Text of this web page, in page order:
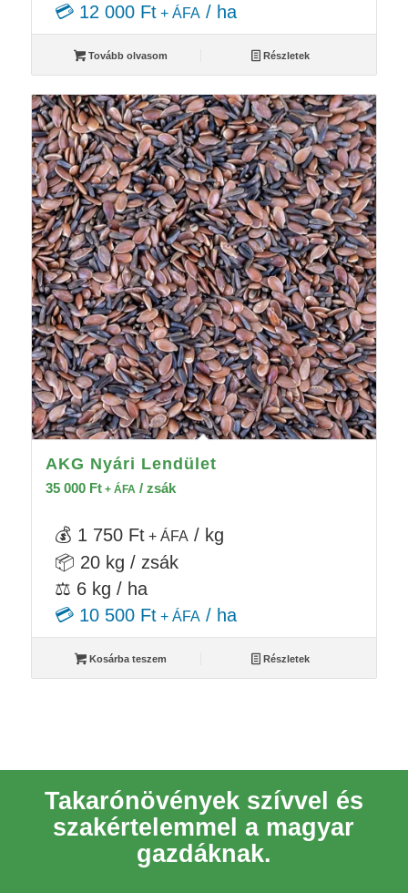
💳 12 000 Ft+ ÁFA/ ha
Tovább olvasom Részletek
AKG Nyári Lendület
35 000 Ft+ ÁFA/ zsák
💰 1 750 Ft+ ÁFA/ kg
📦 20 kg / zsák
⚖️ 6 kg / ha
💳 10 500 Ft+ ÁFA/ ha
Kosárba teszem Részletek
Takarónövények szívvel és
szakértelemmel a magyar
gazdáknak.